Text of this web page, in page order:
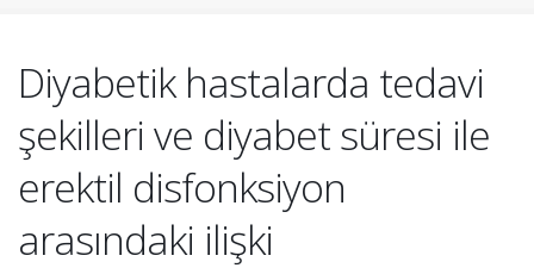
Diyabetik hastalarda tedavi
şekilleri ve diyabet süresi ile
erektil disfonksiyon
arasındaki ilişki